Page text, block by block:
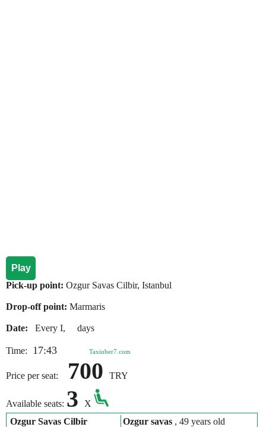
Play
Pick-up point: Ozgur Savas Cilbir, Istanbul
Drop-off point: Marmaris
Date: Every I, days
Time: 17:43 Taxiuber7.com
Price per seat: 700 TRY
Available seats: 3
X
Ozgur Savas Cilbir
Ozgur savas , 49 years old